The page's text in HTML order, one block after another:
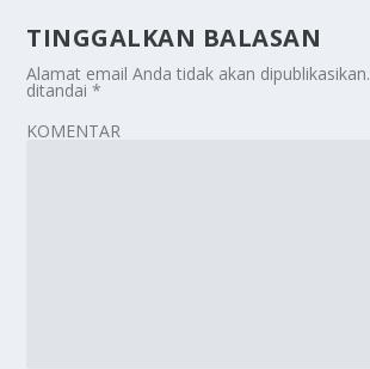
TINGGALKAN BALASAN
Alamat email Anda tidak akan dipublikasikan.
ditandai*
KOMENTAR